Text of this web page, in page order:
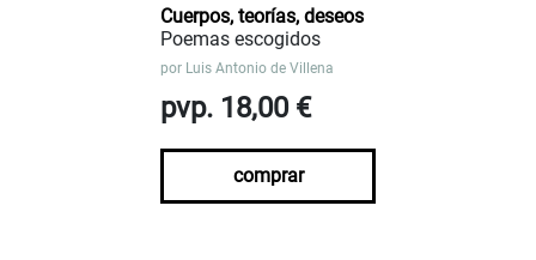
Cuerpos, teorías, deseos
Poemas escogidos
por Luis Antonio de Villena
pvp. 18,00 €
comprar